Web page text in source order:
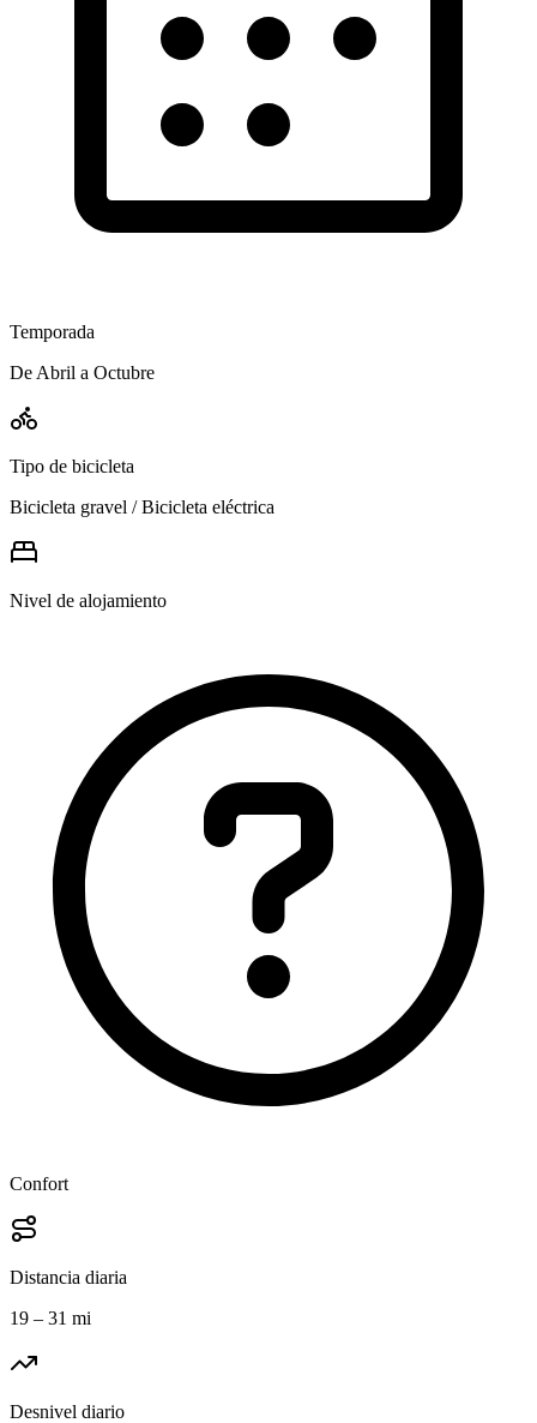
Temporada
De Abril a Octubre
Tipo de bicicleta
Bicicleta gravel / Bicicleta eléctrica
Nivel de alojamiento
Confort
Distancia diaria
19 – 31 mi
Desnivel diario